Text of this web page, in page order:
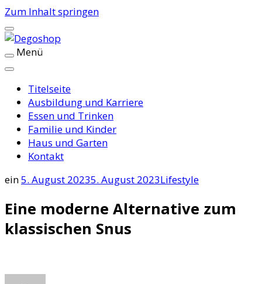
Zum Inhalt springen
Degoshop
Menü
Titelseite
Ausbildung und Karriere
Essen und Trinken
Familie und Kinder
Haus und Garten
Kontakt
ein5. August 20235. August 2023Lifestyle
Eine moderne Alternative zum
klassischen Snus